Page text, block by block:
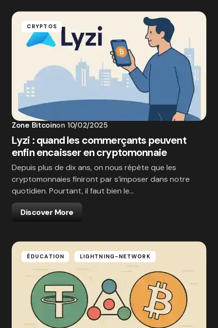
CRYPTOS
Zone Bitcoinon 10/02/2025
Lyzi : quand les commerçants peuvent
enfin encaisser en cryptomonnaie
Depuis plus de dix ans, on nous répète que les
cryptomonnaies finiront par s’imposer dans notre
quotidien. Pourtant, il faut bien le…
Discover More
ÉDUCATION LIGHTNING-NETWORK